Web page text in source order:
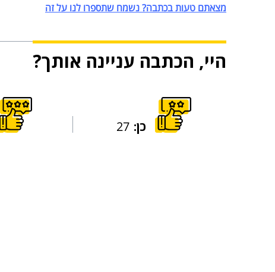
מצאתם טעות בכתבה? נשמח שתספרו לנו על זה
היי, הכתבה עניינה אותך?
כן: 27